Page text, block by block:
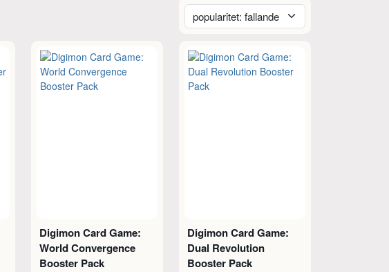
Digimon Card Game:
World Convergence
Booster Pack
Digimon Card Game:
Dual Revolution
Booster Pack